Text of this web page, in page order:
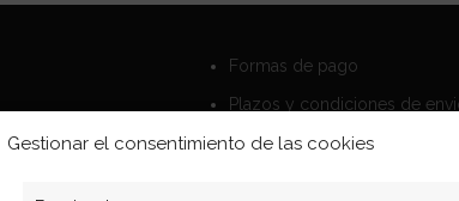
Gestionar el consentimiento de las cookies
Formas de pago
Plazos y condiciones de
Politica de devoluciones